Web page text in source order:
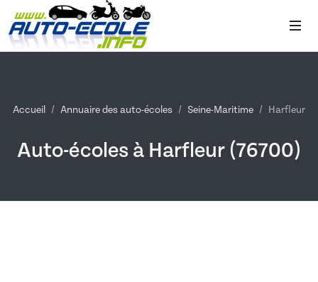
Accueil Annuaire des auto-écoles Seine-Maritime Harfleur
Auto-écoles à Harfleur (76700)